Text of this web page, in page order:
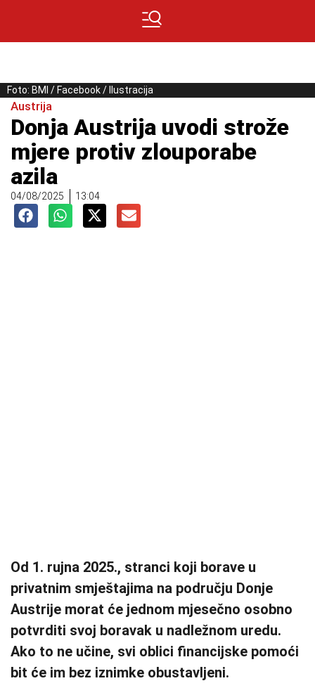
Foto: BMI / Facebook / Ilustracija
Austrija
Donja Austrija uvodi strože
mjere protiv zlouporabe
azila
04/08/2025 13:04
Od 1. rujna 2025., stranci koji borave u
privatnim smještajima na području Donje
Austrije morat će jednom mjesečno osobno
potvrditi svoj boravak u nadležnom uredu.
Ako to ne učine, svi oblici financijske pomoći
bit će im bez iznimke obustavljeni.